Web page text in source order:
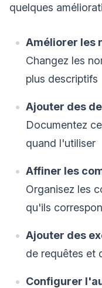
quelques
Améliorer les
Changez les
plus descriptifs
Ajouter des
Documentez
quand l'utiliser
Affiner les
Organisez les
qu'ils
Ajouter des
de requêtes et
Configurer